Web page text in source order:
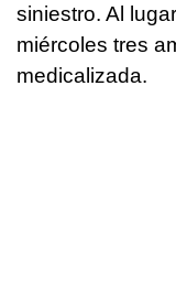
siniestro. Al
miércoles tres
medicalizada.